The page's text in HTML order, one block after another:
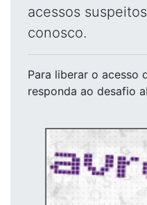
acessos
conosco.
Para liberar o acesso
responda ao desafio